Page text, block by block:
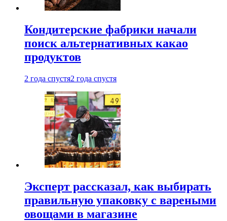
Кондитерские фабрики начали
поиск альтернативных какао
продуктов
2 года спустя2 года спустя
Эксперт рассказал, как выбирать
правильную упаковку с вареными
овощами в магазине